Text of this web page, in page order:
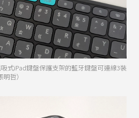
式iPad鍵盤保護支架的藍牙鍵盤可連線3裝
哲）